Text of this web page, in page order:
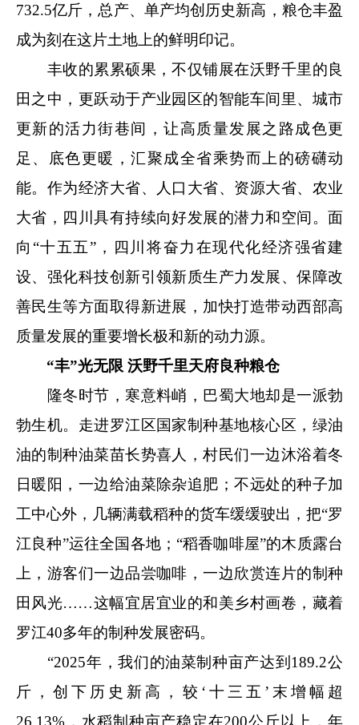
732.5亿斤，总产、单产均创历史新高，粮仓丰盈
成为刻在这片土地上的鲜明印记。
丰收的累累硕果，不仅铺展在沃野千里的良
田之中，更跃动于产业园区的智能车间里、城市
更新的活力街巷间，让高质量发展之路成色更
足、底色更暖，汇聚成全省乘势而上的磅礴动
能。作为经济大省、人口大省、资源大省、农业
大省，四川具有持续向好发展的潜力和空间。面
向“十五五”，四川将奋力在现代化经济强省建
设、强化科技创新引领新质生产力发展、保障改
善民生等方面取得新进展，加快打造带动西部高
质量发展的重要增长极和新的动力源。
“丰”光无限 沃野千里天府良种粮仓
隆冬时节，寒意料峭，巴蜀大地却是一派勃
勃生机。走进罗江区国家制种基地核心区，绿油
油的制种油菜苗长势喜人，村民们一边沐浴着冬
日暖阳，一边给油菜除杂追肥；不远处的种子加
工中心外，几辆满载稻种的货车缓缓驶出，把“罗
江良种”运往全国各地；“稻香咖啡屋”的木质露台
上，游客们一边品尝咖啡，一边欣赏连片的制种
田风光……这幅宜居宜业的和美乡村画卷，藏着
罗江40多年的制种发展密码。
“2025年，我们的油菜制种亩产达到189.2公
斤，创下历史新高，较‘十三五’末增幅超
26.13%，水稻制种亩产稳定在200公斤以上，年